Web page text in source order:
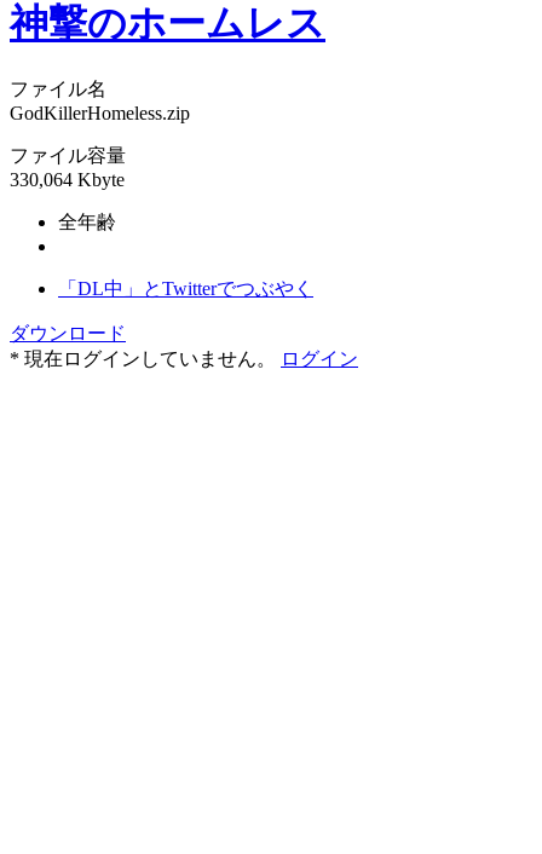
神撃のホームレス
ファイル名
GodKillerHomeless.zip
ファイル容量
330,064 Kbyte
全年齢
「DL中」とTwitterでつぶやく
ダウンロード
* 現在ログインしていません。
ログイン